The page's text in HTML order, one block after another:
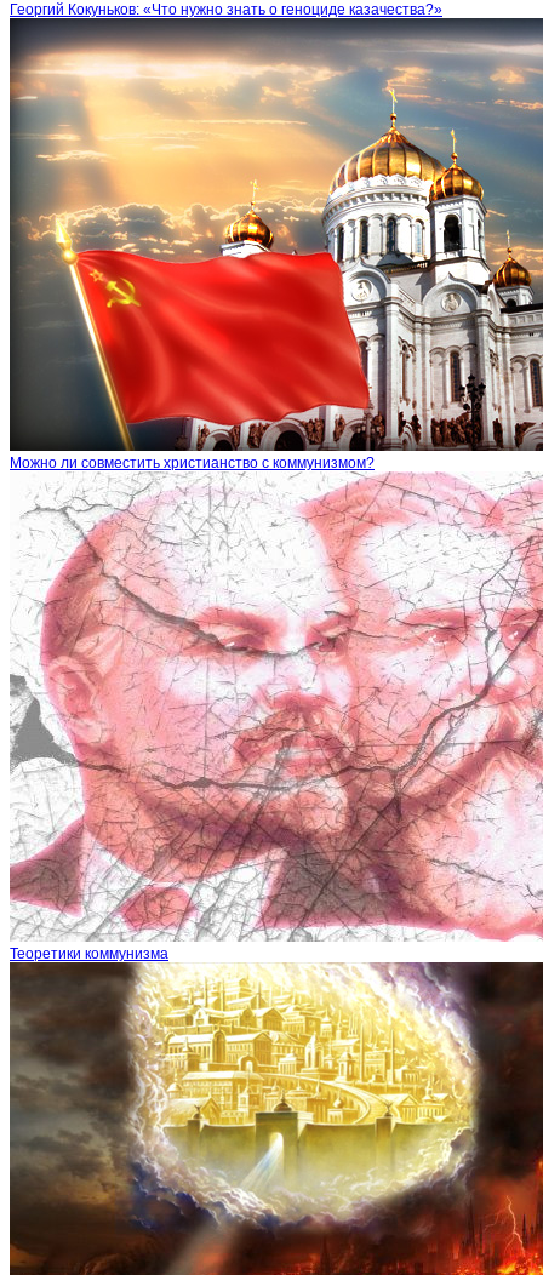
Георгий Кокуньков: «Что нужно знать о геноциде казачества?»
Можно ли совместить христианство с коммунизмом?
Теоретики коммунизма